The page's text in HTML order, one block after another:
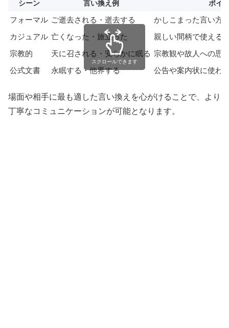
シーン 言い換え例 ポイ
フォーマル ご逝去される・逝去する
かしこまった言い方
カジュアル 亡くなった・旅立った
親しい間柄で使える
宗教的
天に召される・安らかに眠る 宗教観や故人への思
公式文書
永眠する・他界する 公告や案内状に使わ
スクロールできます
場面や相手に最も適した言い換えを心がけることで、より
丁寧なコミュニケーションが可能となります。